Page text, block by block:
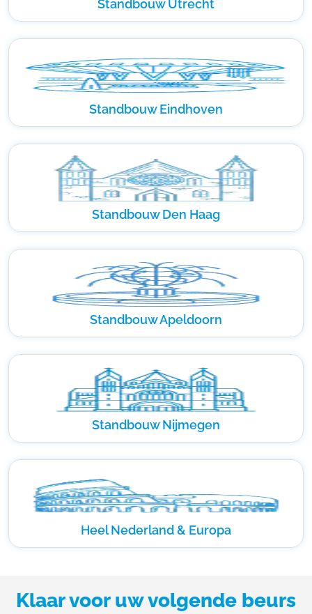
Standbouw Utrecht
Standbouw Eindhoven
Standbouw Den Haag
Standbouw Apeldoorn
Standbouw Nijmegen
Heel Nederland & Europa
Klaar voor uw volgende beurs